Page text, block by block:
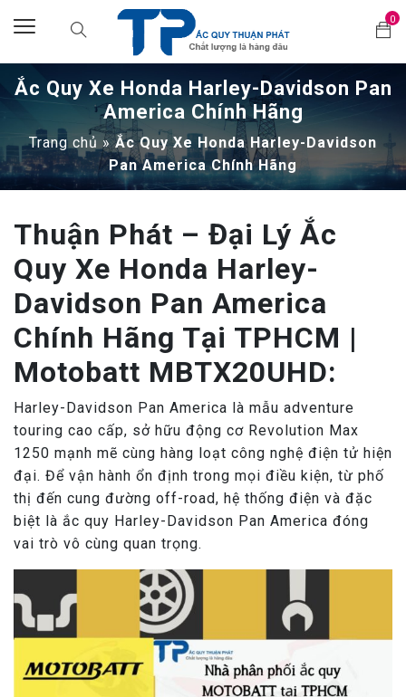
0
Ắc Quy Xe Honda Harley-Davidson Pan
America Chính Hãng
Trang chủ »Ắc Quy Xe Honda Harley-Davidson
Pan America Chính Hãng
Thuận Phát – Đại Lý Ắc
Quy Xe Honda Harley-
Davidson Pan America
Chính Hãng Tại TPHCM |
Motobatt MBTX20UHD:
Harley-Davidson Pan America là mẫu adventure
touring cao cấp, sở hữu động cơ Revolution Max
1250 mạnh mẽ cùng hàng loạt công nghệ điện tử hiện
đại. Để vận hành ổn định trong mọi điều kiện, từ phố
thị đến cung đường off-road, hệ thống điện và đặc
biệt là ắc quy Harley-Davidson Pan America đóng
vai trò vô cùng quan trọng.